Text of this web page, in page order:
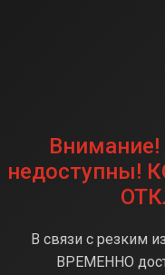
48 + 48 + 48 (тройная)
Apple A19 Pro
iOS 26
недоступны!
В связи с резким
ВРЕМЕННО